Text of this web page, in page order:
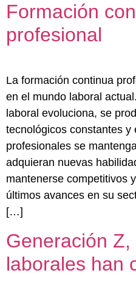
Formación
profesional
La formación continua
en el mundo laboral
laboral evoluciona, se
tecnológicos constantes y
profesionales se
adquieran nuevas
mantenerse competitivos
últimos avances en su
[…]
Generación
laborales han